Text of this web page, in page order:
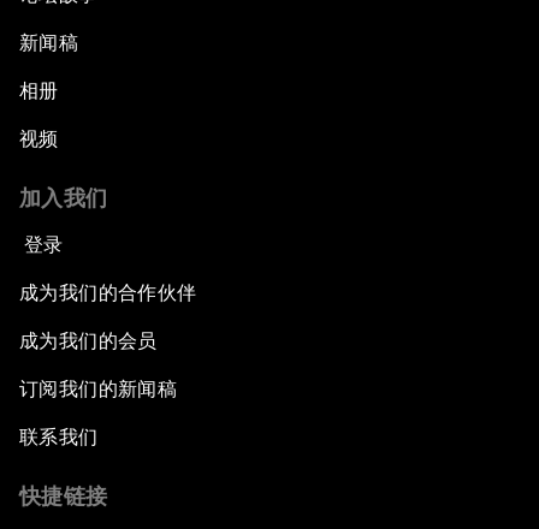
新闻稿
相册
视频
加入我们
登录
成为我们的合作伙伴
成为我们的会员
订阅我们的新闻稿
联系我们
快捷链接